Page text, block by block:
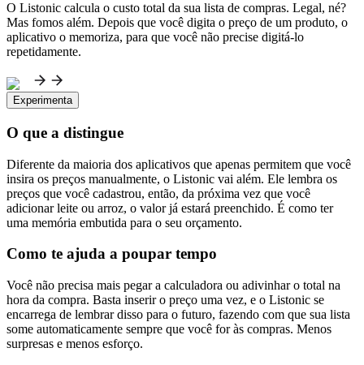
O Listonic calcula o custo total da sua lista de compras. Legal, né?
Mas fomos além. Depois que você digita o preço de um produto, o
aplicativo o memoriza, para que você não precise digitá-lo
repetidamente.
Experimenta
O que a distingue
Diferente da maioria dos aplicativos que apenas permitem que você
insira os preços manualmente, o Listonic vai além. Ele lembra os
preços que você cadastrou, então, da próxima vez que você
adicionar leite ou arroz, o valor já estará preenchido. É como ter
uma memória embutida para o seu orçamento.
Como te ajuda a poupar tempo
Você não precisa mais pegar a calculadora ou adivinhar o total na
hora da compra. Basta inserir o preço uma vez, e o Listonic se
encarrega de lembrar disso para o futuro, fazendo com que sua lista
some automaticamente sempre que você for às compras. Menos
surpresas e menos esforço.